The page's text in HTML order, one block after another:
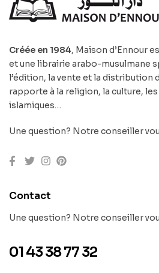
Créée en 1984, Maison d’Ennour
et une librairie arabo-musulmane
l’édition, la vente et la distribution
rapporte à la religion, la culture,
islamiques…
Une question? Notre conseiller
Contact
Une question? Notre conseiller
01 43 38 77 32